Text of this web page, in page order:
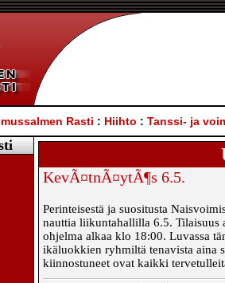
Rasti : Hiihto : Tanssi- ja
KevÃ¤tnÃ¤ytÃ¶s 6.5.
Perinteisestä ja suositusta
nauttia liikuntahallilla 6.5. Tilaisuus
ohjelma alkaa klo 18:00. Luvassa
ikäluokkien ryhmiltä tenavista aina
kiinnostuneet ovat kaikki